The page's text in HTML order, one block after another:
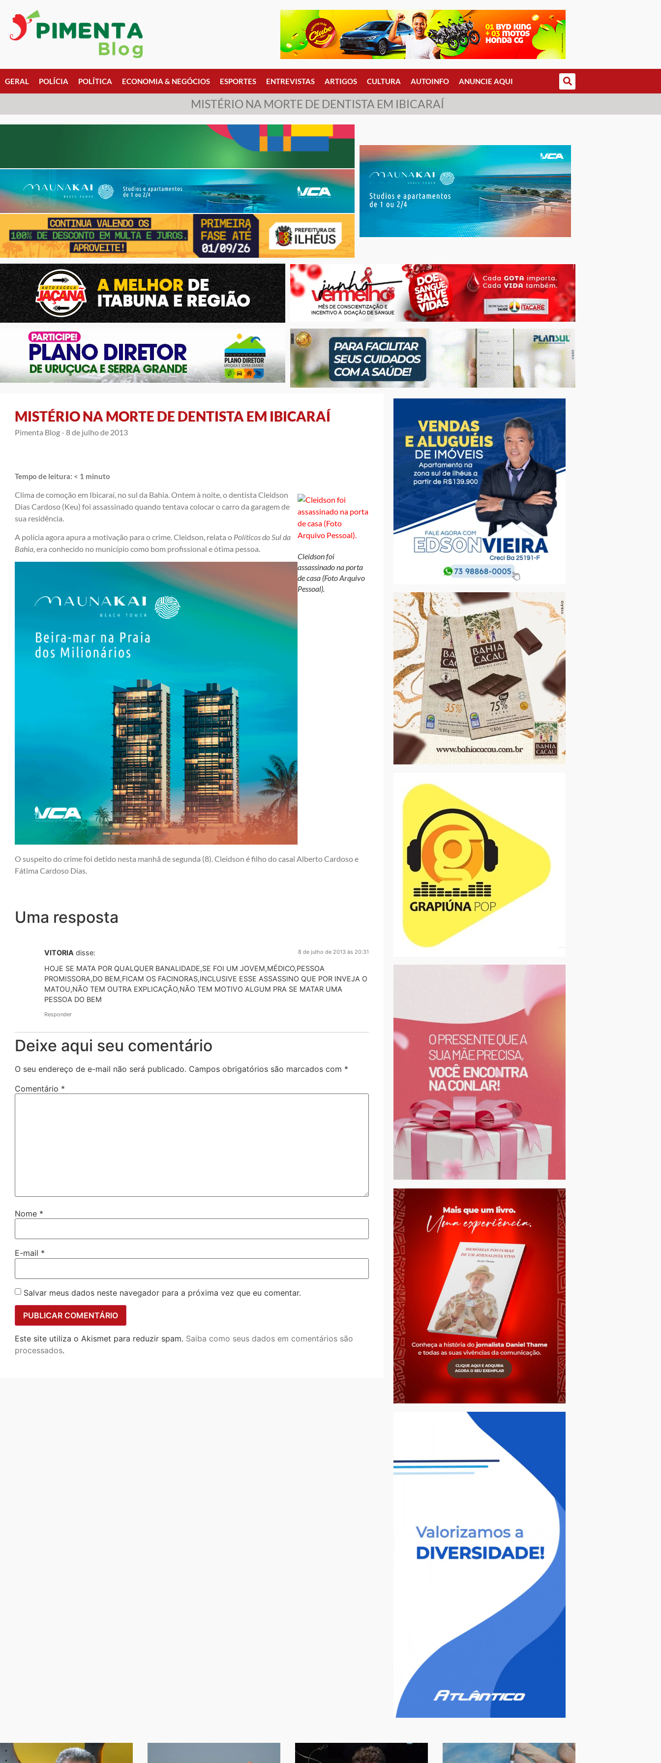
GERAL POLÍCIA POLÍTICA ECONOMIA & NEGÓCIOS ESPORTES ENTREVISTAS ARTIGOS CULTURA AUTOINFO ANUNCIE AQUI
MISTÉRIO NA MORTE DE DENTISTA EM IBICARAÍ
MISTÉRIO NA MORTE DE DENTISTA EM IBICARAÍ
Pimenta Blog - 8 de julho de 2013
Tempo de leitura: < 1 minuto
Cleidson foi
assassinado na porta
de casa (Foto Arquivo
Pessoal).
Clima de comoção em Ibicaraí, no sul da Bahia. Ontem à noite, o dentista Cleidson
Dias Cardoso (Keu) foi assassinado quando tentava colocar o carro da garagem de
sua residência.
A polícia agora apura a motivação para o crime. Cleidson, relata o Políticos do Sul da
Bahia, era conhecido no município como bom profissional e ótima pessoa.
O suspeito do crime foi detido nesta manhã de segunda (8). Cleidson é filho do casal Alberto Cardoso e
Fátima Cardoso Dias.
Uma resposta
VITORIA disse: 8 de julho de 2013 às 20:31
HOJE SE MATA POR QUALQUER BANALIDADE,SE FOI UM JOVEM,MÉDICO,PESSOA
PROMISSORA,DO BEM,FICAM OS FACINORAS,INCLUSIVE ESSE ASSASSINO QUE POR INVEJA O
MATOU,NÃO TEM OUTRA EXPLICAÇÃO,NÃO TEM MOTIVO ALGUM PRA SE MATAR UMA
PESSOA DO BEM
Responder
Deixe aqui seu comentário
O seu endereço de e-mail não será publicado. Campos obrigatórios são marcados com *
Comentário *
Nome *
E-mail *
Salvar meus dados neste navegador para a próxima vez que eu comentar.
Este site utiliza o Akismet para reduzir spam. Saiba como seus dados em comentários são
processados.